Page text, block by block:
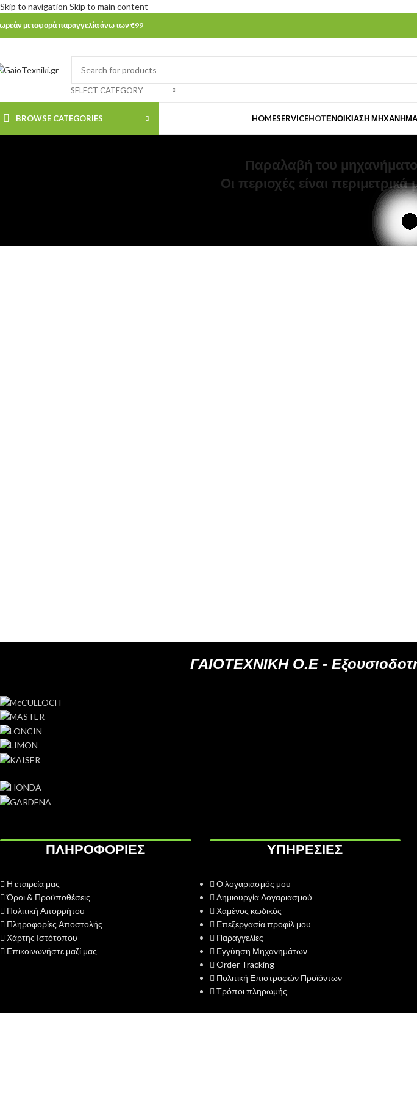
Skip to navigation Skip to main content
μεταφορά παραγγελία άνω των €99
SELECT CATEGORY
BROWSE CATEGORIES HOMESERVICEHOTΕΝΟΙΚΊΑΣΗ
Παραλαβή του
Οι περιοχές είναι
ΓΑΙΟΤΕΧΝΙΚΗ Ο.Ε -
ΠΛΗΡΟΦΟΡΙΕΣ
Η εταιρεία μας
Όροι & Προϋποθέσεις
Πολιτική Απορρήτου
Πληροφορίες Αποστολής
Χάρτης Ιστότοπου
Επικοινωνήστε μαζί μας
ΥΠΗΡΕΣΙΕΣ
Ο λογαριασμός μου
Δημιουργία Λογαριασμού
Χαμένος κωδικός
Επεξεργασία προφίλ μου
Παραγγελίες
Εγγύηση Μηχανημάτων
Order Tracking
Πολιτική Επιστροφών Προϊόντων
Τρόποι πληρωμής